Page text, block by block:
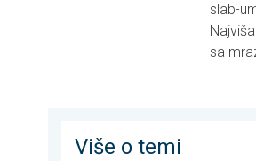
slab-
sa
Više o temi